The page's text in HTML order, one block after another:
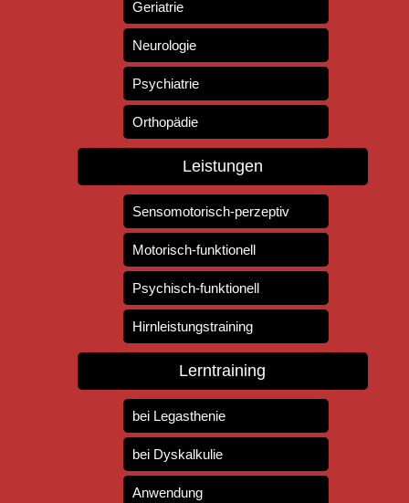
Geriatrie
Neurologie
Psychiatrie
Orthopädie
Leistungen
Sensomotorisch-perzeptiv
Motorisch-funktionell
Psychisch-funktionell
Hirnleistungstraining
Lerntraining
bei Legasthenie
bei Dyskalkulie
Anwendung